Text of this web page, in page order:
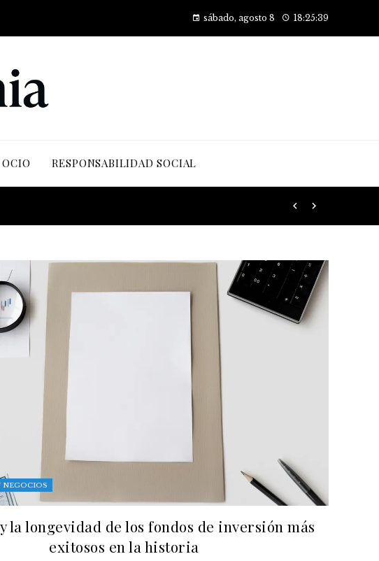
sábado, agosto 8 18:25:41
RESPONSABILIDAD SOCIAL
social y desarrollo sostenible
NEGOCIOS
la longevidad de los fondos de inversión más
exitosos en la historia